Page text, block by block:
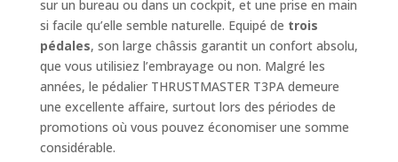
sur un bureau ou dans un cockpit, et une prise en main
si facile qu’elle semble naturelle. Equipé de trois
pédales, son large châssis garantit un confort absolu,
que vous utilisiez l’embrayage ou non. Malgré les
années, le pédalier THRUSTMASTER T3PA demeure
une excellente affaire, surtout lors des périodes de
promotions où vous pouvez économiser une somme
considérable.